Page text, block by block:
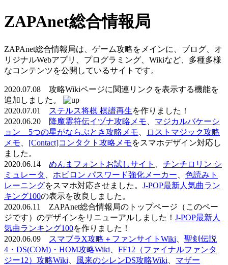
ZAPAnet総合情報局
ZAPAnet総合情報局は、ゲーム攻略をメインに、ブログ、オ
リジナルWebアプリ、プログラミング、Wikiなど、多種多様
なコンテンツを公開しているサイトです。
2020.07.08 攻略Wikiページに関連リンクを表示する機能を
追加しました。
2020.07.01
ステルス将棋 棋譜再生を作りました！
2020.06.20
降魔霊符伝イヅナ攻略メモ
マジカルバケーシ
ョン 5つの星がならぶとき攻略メモ
ロストマジック攻略
メモ
[Contact]コンタクト攻略メモをスマホデザイン対応し
ました。
2020.06.14 めんまフォントお試しサイト
チンチロリン シ
ミュレータ
ホビロン パスワード強化メーカー
色読みト
レーニングをスマホ対応させました。 J-POP最新人気曲ラン
キング100の表示を改良しました。
2020.06.11 ZAPAnet総合情報局のトップページ（このペー
ジです）のデザインをリニューアルしました！ J-POP最新人
気曲ランキング100を作りました！
2020.06.09
スマブラX攻略＋ファンサイトWiki
聖剣伝説
4・DS(COM)・HOM攻略Wiki
FF12（ファイナルファンタ
ジー12）攻略Wiki
風来のシレンDS攻略Wiki
マザー